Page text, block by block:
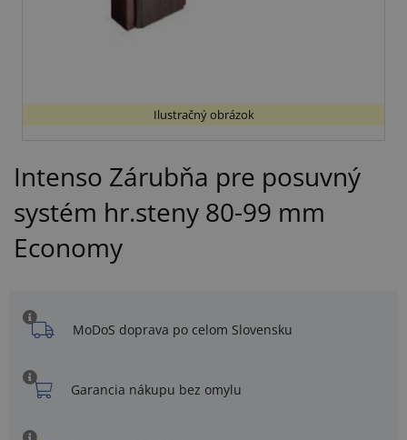
Ilustračný obrázok
Intenso Zárubňa pre posuvný
systém hr.steny 80-99 mm
Economy
MoDoS doprava po celom Slovensku
Garancia nákupu bez omylu